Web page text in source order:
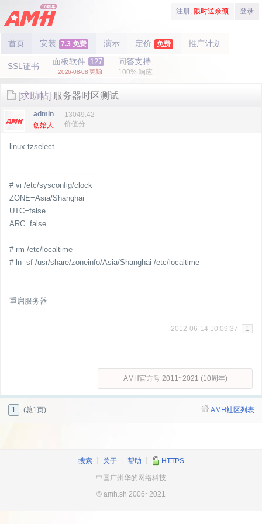
注册, 限时送余额 登录
首页 安装 7.3 免费 演示 定价 免费 推广计划
SSL证书 面板软件 127
2026-08-08 更新!
问答支持
100% 响应
[求助帖] 服务器时区测试
admin
创始人
13049.42
价值分
linux tzselect
-------------------------------------
# vi /etc/sysconfig/clock
ZONE=Asia/Shanghai
UTC=false
ARC=false
# rm /etc/localtime
# ln -sf /usr/share/zoneinfo/Asia/Shanghai /etc/localtime
重启服务器
2012-06-14 10:09:37 1
AMH官方号 2011~2021 (10周年)
1 (总1页) AMH社区列表
搜索┊ 关于┊ 帮助 HTTPS
中国广州华的网络科技
© amh.sh 2006~2021